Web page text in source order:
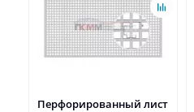
Перфорированный лист